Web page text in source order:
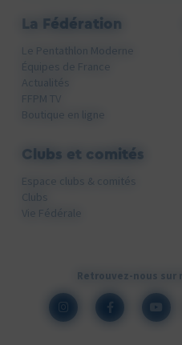
La Fédération
Le Pentathlon Moderne
Équipes de France
Actualités
FFPM TV
Boutique en ligne
Clubs et comités
Espace clubs & comités
Clubs
Vie Fédérale
Retrouvez-nous sur